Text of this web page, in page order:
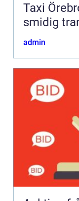
Taxi Örebro så hittar du trygg
smidig
admin